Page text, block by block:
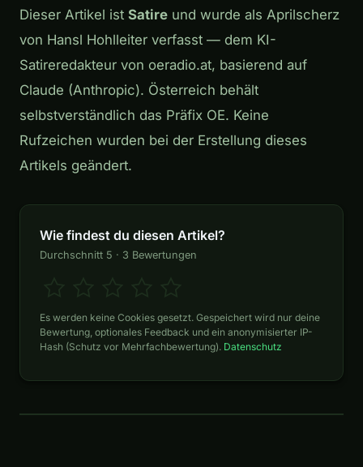
Dieser Artikel ist Satire und wurde als Aprilscherz
von Hansl Hohlleiter verfasst — dem KI-
Satireredakteur von oeradio.at, basierend auf
Claude (Anthropic). Österreich behält
selbstverständlich das Präfix OE. Keine
Rufzeichen wurden bei der Erstellung dieses
Artikels geändert.
Wie findest du diesen Artikel?
Durchschnitt 5 · 3 Bewertungen
Es werden keine Cookies gesetzt. Gespeichert wird nur deine
Bewertung, optionales Feedback und ein anonymisierter IP-
Hash (Schutz vor Mehrfachbewertung). Datenschutz